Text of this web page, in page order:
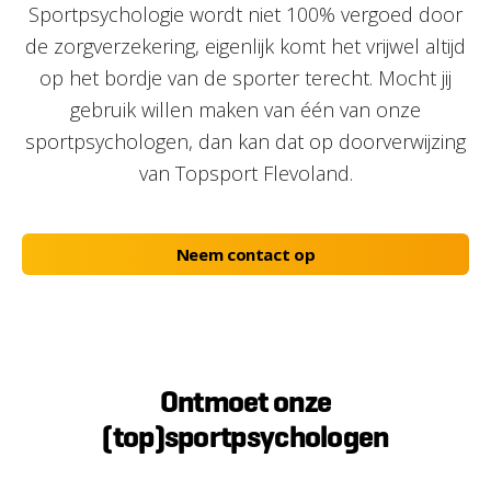
Sportpsychologie wordt niet 100% vergoed door
de zorgverzekering, eigenlijk komt het vrijwel altijd
op het bordje van de sporter terecht. Mocht jij
gebruik willen maken van één van onze
sportpsychologen, dan kan dat op doorverwijzing
van Topsport Flevoland.
Neem contact op
Ontmoet onze
(top)sportpsychologen